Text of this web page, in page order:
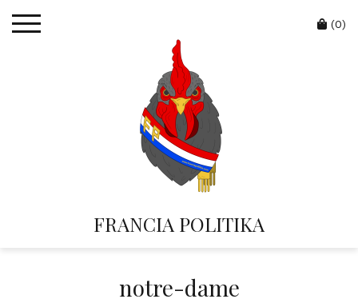
FRANCIA POLITIKA
Cart
(0)
notre-dame